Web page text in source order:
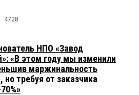
4728
НПО «Завод
«В этом году мы изменили
маржинальность
но требуя от заказчика